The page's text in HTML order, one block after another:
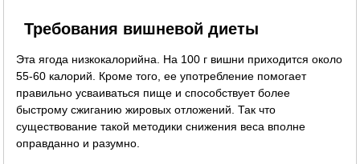
Требования вишневой диеты
Эта ягода низкокалорийна. На 100 г вишни приходится около
55-60 калорий. Кроме того, ее употребление помогает
правильно усваиваться пище и способствует более
быстрому сжиганию жировых отложений. Так что
существование такой методики снижения веса вполне
оправданно и разумно.